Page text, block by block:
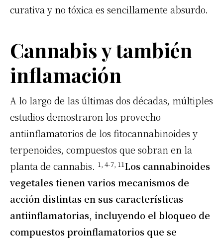
curativa y no tóxica es sencillamente absurdo.
Cannabisy también
inflamación
A lo largo de las últimas dos décadas, múltiples
estudios demostraron los provecho
antiinflamatorios de los fitocannabinoides y
terpenoides, compuestos que sobran en la
planta de cannabis. 1, 4-7, 11Los cannabinoides
vegetales tienen varios mecanismos de
acción distintas en sus características
antiinflamatorias, incluyendo el bloqueo de
compuestos proinflamatorios que se